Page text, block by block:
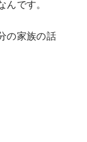
です。
の家族の話